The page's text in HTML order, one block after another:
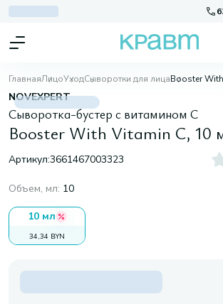
ГлавнаяЛицоУходСыворотки для лицаBooster
NOVEXPERT
Сыворотка-бустер с витамином С
Booster With Vitamin C, 10
Артикул:3661467003323
Объем, мл: 10
10 мл
34,34 BYN